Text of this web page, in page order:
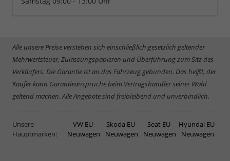
Alle unsere Preise verstehen sich einschließlich gesetzlich geltender
Mehrwertsteuer, Zulassungspapieren und Überführung zum Sitz des
Verkäufers. Die Garantie ist an das Fahrzeug gebunden. Das heißt, der
Käufer kann Garantieansprüche beim Vertragshändler seiner Wahl
geltend machen. Alle Angebote sind freibleibend und unverbindlich.
Unsere
Hauptmarken:
VW EU-
Neuwagen
Skoda EU-
Neuwagen
Seat EU-
Neuwagen
Hyundai EU-
Neuwagen